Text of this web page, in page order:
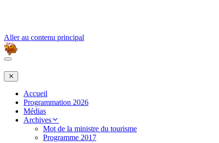
Aller au contenu principal
Accueil
Programmation 2026
Médias
Archives
Mot de la ministre du tourisme
Programme 2017